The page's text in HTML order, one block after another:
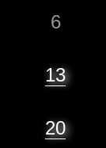
6
13
20